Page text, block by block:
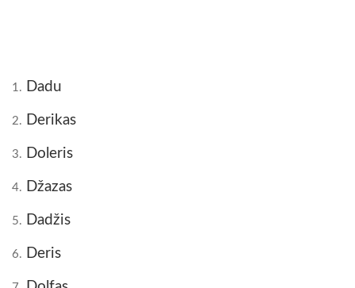
1. Dadu
2. Derikas
3. Doleris
4. Džazas
5. Dadžis
6. Deris